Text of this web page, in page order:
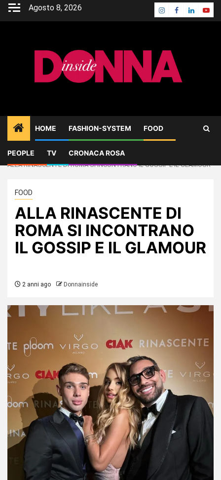
Skip
Agosto 8, 2026 Instagram
Facebook
Linkedin
HOME FASHION-SYSTEM FOOD
PEOPLE TV CRONACA ROSA
Home
FOOD
ALLA RINASCENTE DI ROMA SI INCONTRANO IL GOSSIP E IL GLAMOUR
FOOD
ALLA RINASCENTE DI
ROMA SI INCONTRANO
IL GOSSIP E IL GLAMOUR
2 anni ago Donnainside